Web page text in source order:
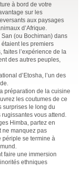
à bord de votre
sur les
aux paysages
d’Afrique.
(ou Bochiman) dans
les premiers
faites l’expérience de la
des autres peuples,
d’Etosha, l’un des
préparation de la cuisine
les coutumes de ce
surprises le long du
vous attend.
Himba, partez en
ne manquez pas
périple se termine à
faire une immersion
ethniques